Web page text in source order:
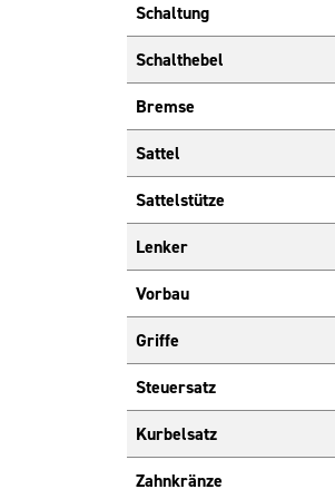
Schaltung
Schalthebel
Bremse
Sattel
Sattelstütze
Lenker
Vorbau
Griffe
Steuersatz
Kurbelsatz
Zahnkränze